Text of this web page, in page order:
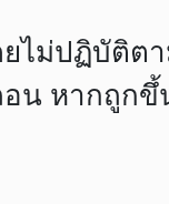
ไม่ปฏิบัติต
น หากถูกขึ้